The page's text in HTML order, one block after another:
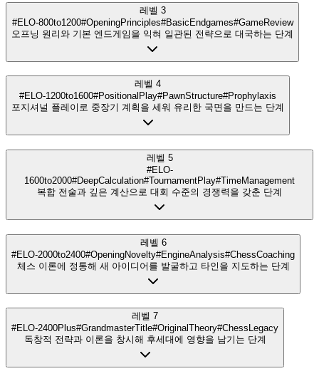
레벨 3
#ELO-800to1200#OpeningPrinciples#BasicEndgames#GameReview
오프닝 원리와 기본 엔드게임을 익혀 일관된 전략으로 대국하는 단계
레벨 4
#ELO-1200to1600#PositionalPlay#PawnStructure#Prophylaxis
포지셔널 플레이로 중장기 계획을 세워 유리한 국면을 만드는 단계
레벨 5
#ELO-
1600to2000#DeepCalculation#TournamentPlay#TimeManagement
복합 전술과 깊은 계산으로 대회 수준의 경쟁력을 갖춘 단계
레벨 6
#ELO-2000to2400#OpeningNovelty#EngineAnalysis#ChessCoaching
체스 이론에 정통해 새 아이디어를 발굴하고 타인을 지도하는 단계
레벨 7
#ELO-2400Plus#GrandmasterTitle#OriginalTheory#ChessLegacy
독창적 전략과 이론을 창시해 후세대에 영향을 남기는 단계